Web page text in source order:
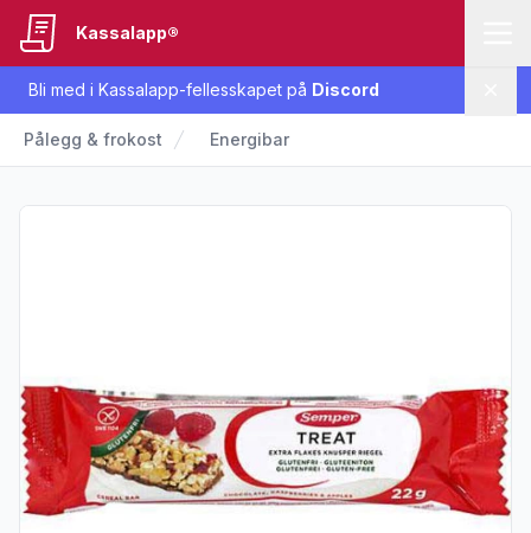
Bli med i Kassalapp-fellesskapet på Discord
Kassalapp®
Pålegg & frokost Energibar